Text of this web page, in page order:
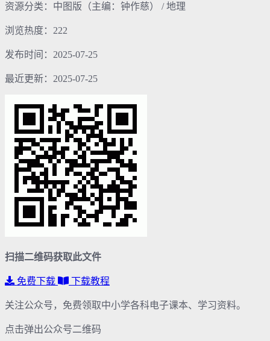
资源分类：中图版（主编：钟作慈） / 地理
浏览热度：222
发布时间：2025-07-25
最近更新：2025-07-25
扫描二维码获取此文件
免费下载 下载教程
关注公众号，免费领取中小学各科电子课本、学习资料。
点击弹出公众号二维码